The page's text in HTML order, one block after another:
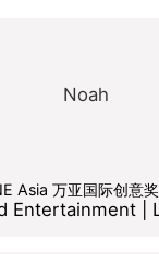
Noah
Asia 万亚国际创意奖